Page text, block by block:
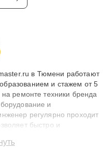
в Тюмени работают
и стажем от 5
ремонте техники бренда
и
регулярно проходит
быстро и
мастера решают